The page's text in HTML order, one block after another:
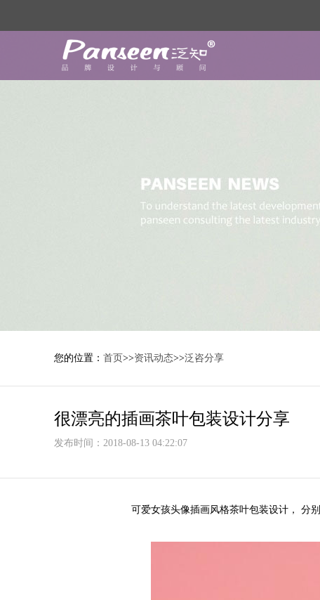
您的位置： 首页>>资讯动态>>泛咨分享
很漂亮的插画茶叶包装设计分享
发布时间：2018-08-13 04:22:07
可爱女孩头像插画风格茶叶包装设计， 分